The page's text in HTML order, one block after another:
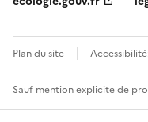
Plan du site
Sauf mention explicite de